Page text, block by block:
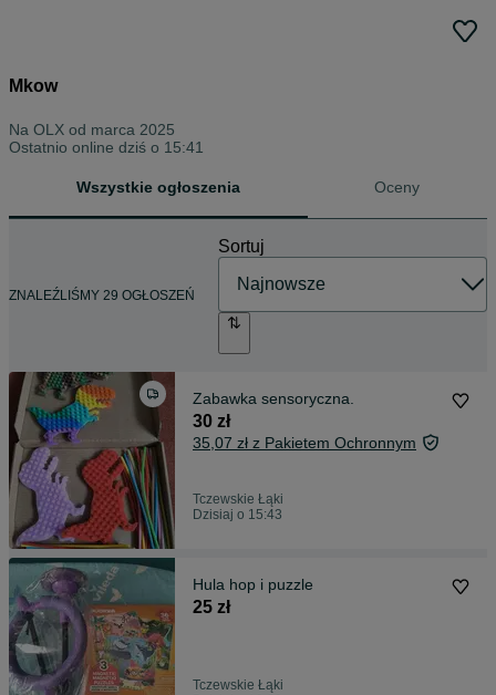
Mkow
Na OLX od marca 2025
Ostatnio online dziś o 15:41
Wszystkie ogłoszenia Oceny
ZNALEŹLIŚMY 29 OGŁOSZEŃ
Sortuj
Zabawka sensoryczna.
30 zł
35,07 zł z Pakietem Ochronnym
Tczewskie Łąki
Dzisiaj o 15:43
Hula hop i puzzle
25 zł
Tczewskie Łąki